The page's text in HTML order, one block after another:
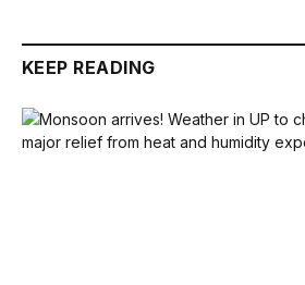
KEEP READING